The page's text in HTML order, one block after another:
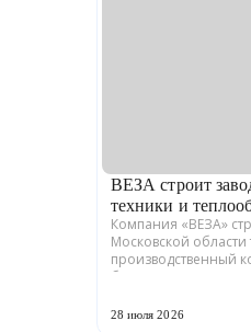
ВЕЗА строит
техники и
оборудования
Компания «ВЕЗА»
Московской области
производственный
более 12 тыс. кв. м
оборудования. ...
28 июля 2026